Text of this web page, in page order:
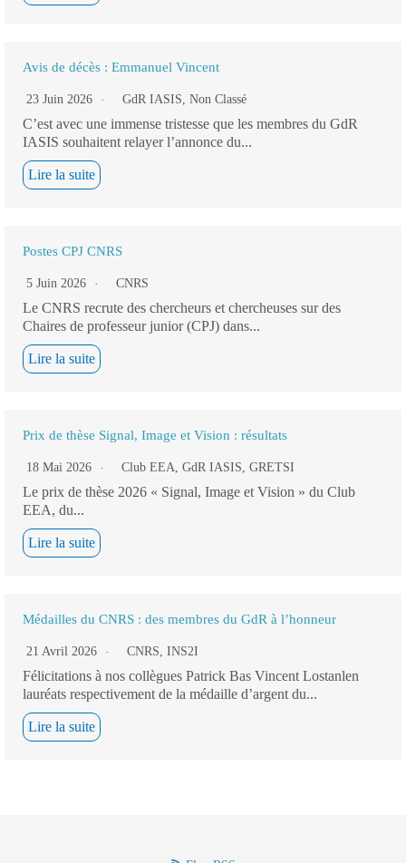
Avis de décès : Emmanuel Vincent
23 Juin 2026 GdR IASIS, Non Classé
C’est avec une immense tristesse que les membres du GdR
IASIS souhaitent relayer l’annonce du...
Lire la suite
Postes CPJ CNRS
5 Juin 2026 CNRS
Le CNRS recrute des chercheurs et chercheuses sur des
Chaires de professeur junior (CPJ) dans...
Lire la suite
Prix de thèse Signal, Image et Vision : résultats
18 Mai 2026 Club EEA, GdR IASIS, GRETSI
Le prix de thèse 2026 « Signal, Image et Vision » du Club
EEA, du...
Lire la suite
Médailles du CNRS : des membres du GdR à l’honneur
21 Avril 2026 CNRS, INS2I
Félicitations à nos collègues Patrick Bas Vincent Lostanlen
lauréats respectivement de la médaille d’argent du...
Lire la suite